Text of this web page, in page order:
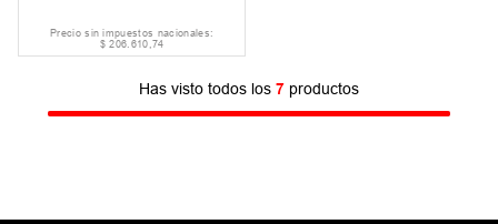
Precio sin impuestos nacionales:
$ 206.610,74
Has visto todos los 7 productos